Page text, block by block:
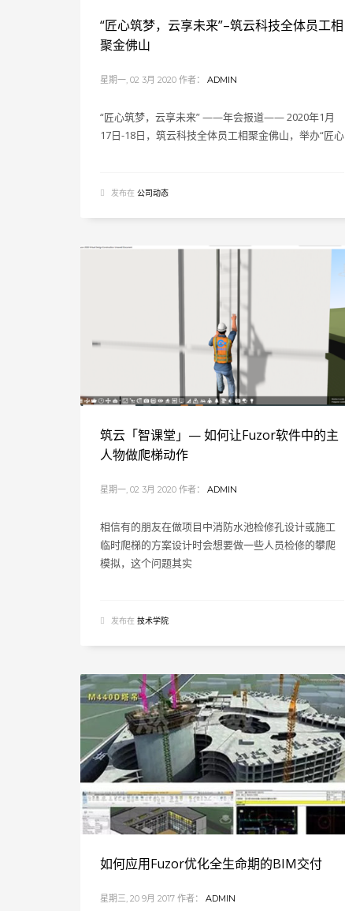
“匠心筑梦，云享未来”–筑云科技全体员工相
聚金佛山
星期一, 02 3月 2020 作者： ADMIN
“匠心筑梦，云享未来” ——年会报道—— 2020年1月
17日-18日，筑云科技全体员工相聚金佛山，举办“匠心
发布在 公司动态
筑云「智课堂」— 如何让Fuzor软件中的主
人物做爬梯动作
星期一, 02 3月 2020 作者： ADMIN
相信有的朋友在做项目中消防水池检修孔设计或施工
临时爬梯的方案设计时会想要做一些人员检修的攀爬
模拟，这个问题其实
发布在 技术学院
如何应用Fuzor优化全生命期的BIM交付
星期三, 20 9月 2017 作者： ADMIN